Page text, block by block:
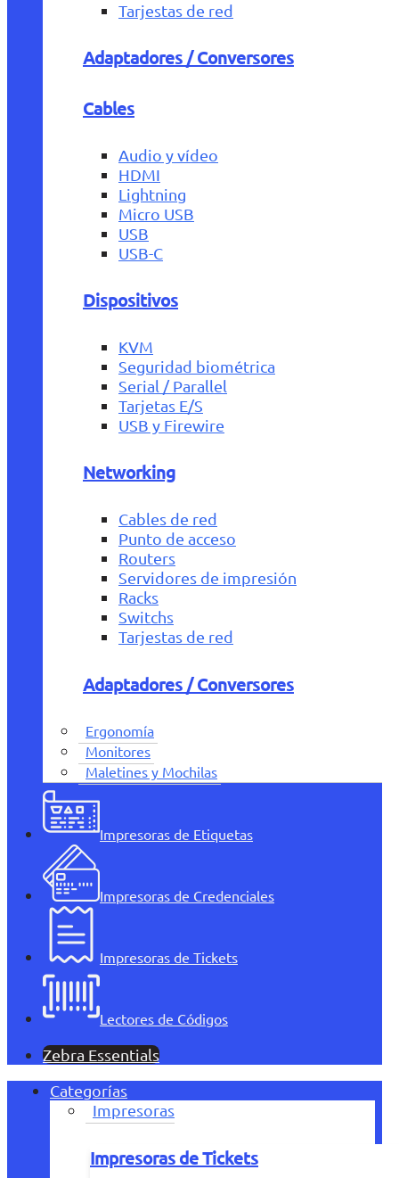
Tarjestas de red
Adaptadores / Conversores
Cables
Audio y vídeo
HDMI
Lightning
Micro USB
USB
USB-C
Dispositivos
KVM
Seguridad biométrica
Serial / Parallel
Tarjetas E/S
USB y Firewire
Networking
Cables de red
Punto de acceso
Routers
Servidores de impresión
Racks
Switchs
Tarjestas de red
Adaptadores / Conversores
Ergonomía
Monitores
Maletines y Mochilas
Impresoras de Etiquetas
Impresoras de Credenciales
Impresoras de Tickets
Lectores de Códigos
Zebra Essentials
Categorías
Impresoras
Impresoras de Tickets